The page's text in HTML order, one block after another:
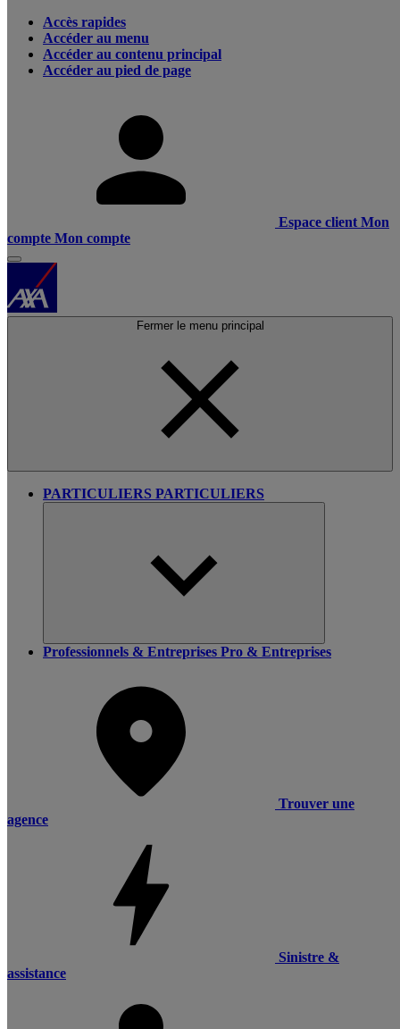
Accès rapides
Accéder au menu
Accéder au contenu principal
Accéder au pied de page
Espace client Mon
compte Mon compte
Fermer le menu principal
PARTICULIERS PARTICULIERS
Professionnels & Entreprises Pro & Entreprises
Trouver une
agence
Sinistre &
assistance